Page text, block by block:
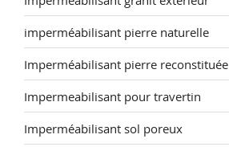
imperméabilisant pierre naturelle
Imperméabilisant pierre reconstituée
Impermeabilisant pour travertin
Imperméabilisant sol poreux